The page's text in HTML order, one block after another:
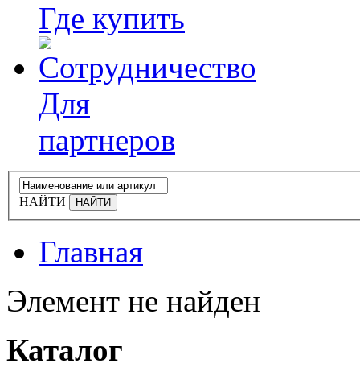
Где купить
Для
партнеров
НАЙТИ
Главная
Элемент не найден
Каталог